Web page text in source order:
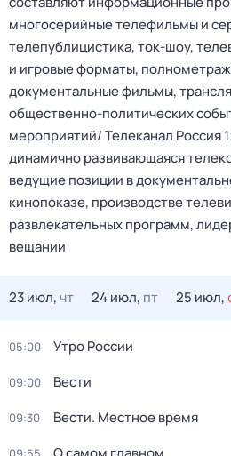
многосерийные телефильмы и
телепублицистика, ток-шоу,
и игровые форматы,
документальные фильмы,
общественно-политических
мероприятий/ Телеканал Россия
динамично развивающаяся
ведущие позиции в
кинопоказе, производстве
развлекательных программ,
вещании
23 июл,чт 24 июл, пт 25 июл,
05:00 Утро России
09:00 Вести
09:30 Вести. Местное время